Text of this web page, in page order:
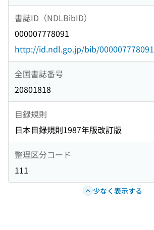
書誌ID（NDLBibID）
000007778091
http://id.ndl.go.jp/bib/000007778091
全国書誌番号
20801818
目録規則
日本目録規則1987年版改訂版
整理区分コード
111
少なく表示する